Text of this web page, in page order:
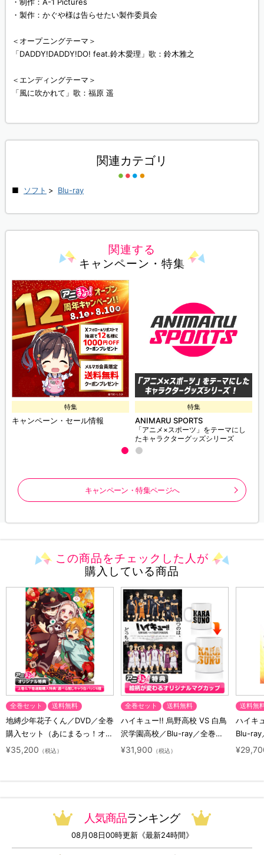
・製作：かぐや様は告らせたい製作委員会
＜オープニングテーマ＞
「DADDY!DADDY!DO! feat.鈴木愛理」歌：鈴木雅之
＜エンディングテーマ＞
「風に吹かれて」歌：福原 遥
関連カテゴリ
ソフト > Blu-ray
関連する
キャンペーン・特集
特集
キャンペーン・セール情報
特集
ANIMARU SPORTS
「アニメ×スポーツ」をテーマにし
たキャラクターグッズシリーズ
キャンペーン・特集ページへ
この商品をチェックした人が
購入している商品
全巻セット 送料無料
地縛少年花子くん／DVD／全巻
購入セット（あにまるっ！オリ
ジナル特典付き・送料無料）
¥35,200 （税込）
全巻セット 送料無料
ハイキュー!! 烏野高校 VS 白鳥
沢学園高校／Blu-ray／全巻セ
ット（初回生産限定・アニまる
¥31,900 （税込）
送料無
ハイキ
Blu-ray
ト（初
人気商品ランキング
08月08日00時更新《最新24時間》